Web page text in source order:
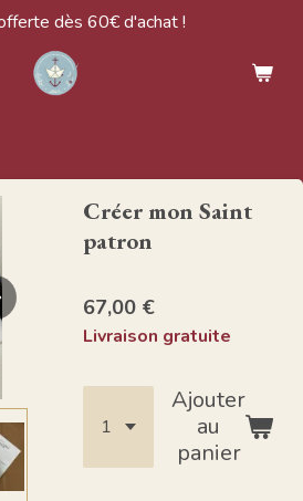
dès 60€ d'achat !
Créer mon Saint
patron
67,00 €
Livraison gratuite
Ajouter
au
panier